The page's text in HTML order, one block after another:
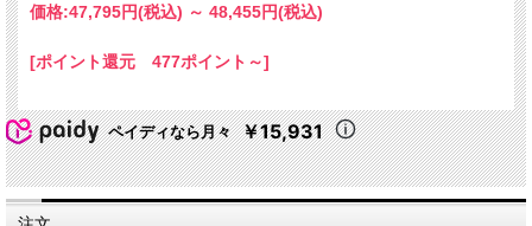
価格:47,795円(税込) ～ 48,455円(税込)
[ポイント還元 477ポイント～]
ペイディなら月々 ￥15,931